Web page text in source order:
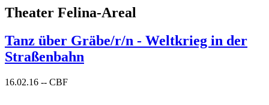
Theater Felina-Areal
Tanz über Gräbe/r/n - Weltkrieg in der
Straßenbahn
16.02.16 -- CBF